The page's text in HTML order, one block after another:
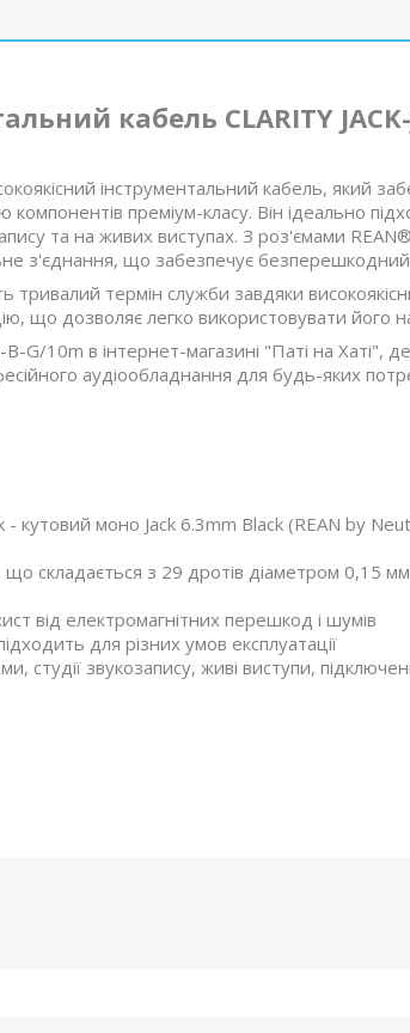
кабель CLARITY
інструментальний кабель, який
преміум-класу. Він ідеально
та на живих виступах. З роз'ємами
з'єднання, що забезпечує безперешкодний
термін служби завдяки
що дозволяє легко використовувати його
B-G/10m в інтернет-магазині "Паті на Хаті",
аудіообладнання для будь-яких
кутовий моно Jack 6.3mm Black (REAN by
що складається з 29 дротів діаметром 0,15 мм
від електромагнітних перешкод і шумів
для різних умов експлуатації
студії звукозапису, живі виступи,